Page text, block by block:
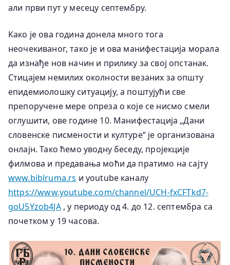
али први пут у месецу септембру.
Како је ова година донела много тога
неочекиваног, тако је и ова манифестација морала
да изнађе нов начин и прилику за свој опстанак.
Стицајем немилих околности везаних за општу
епидемиолошку ситуацију, а поштујући све
препоручене мере опреза о које се нисмо смели
оглушити, ове године 10. Манифестација „Дани
словенске писмености и културе“ је организована
онлајн. Тако ћемо уводну беседу, пројекције
филмова и предавања моћи да пратимо на сајту
www.biblruma.rs и youtube каналу
https://www.youtube.com/channel/UCH-fxCFTkd7-
goU5Yzob4JA, у периоду од 4. до 12. септембра са
почетком у 19 часова.